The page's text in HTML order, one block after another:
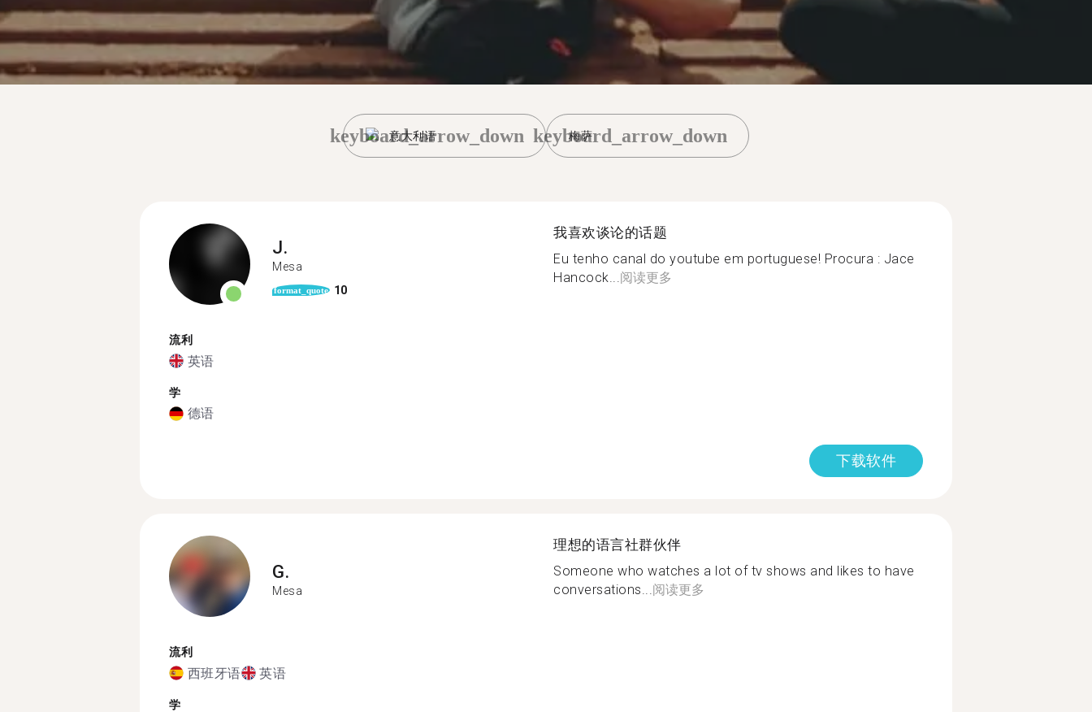
意大利语
keyboard_arrow_down 梅萨
keyboard_arrow_down
J.
Mesa
format_quote 10
流利
英语
学
德语
我喜欢谈论的话题
Eu tenho canal do youtube em portuguese! Procura : Jace
Hancock...阅读更多
下载软件
G.
Mesa
流利
西班牙语 英语
学
理想的语言社群伙伴
Someone who watches a lot of tv shows and likes to have
conversations...阅读更多